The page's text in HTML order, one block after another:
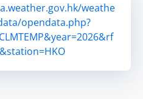
weathe
opendata.php?